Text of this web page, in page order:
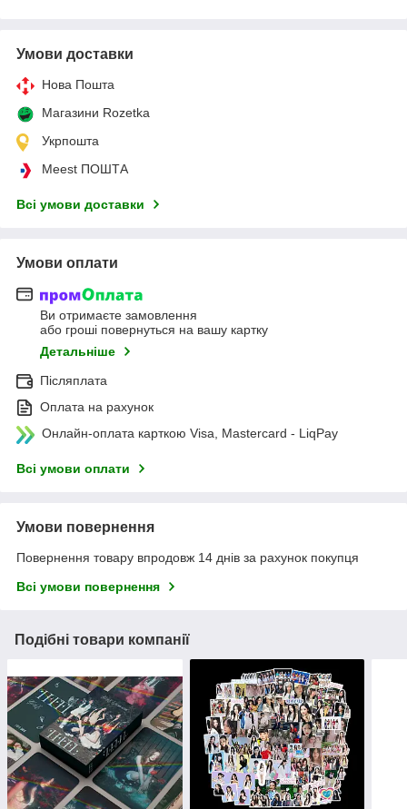
Умови доставки
Нова Пошта
Магазини Rozetka
Укрпошта
Meest ПОШТА
Всі умови доставки
Умови оплати
Ви отримаєте замовлення
або гроші повернуться на вашу картку
Детальніше
Післяплата
Оплата на рахунок
Онлайн-оплата карткою Visa, Mastercard - LiqPay
Всі умови оплати
Умови повернення
Повернення товару впродовж 14 днів за рахунок покупця
Всі умови повернення
Подібні товари компанії